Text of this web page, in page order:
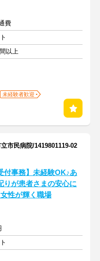
費
以上
未経験者歓迎
市民病院/1419801119-02
付事務】未経験OK♪あ
りが患者さまの安心に
性が輝く職場